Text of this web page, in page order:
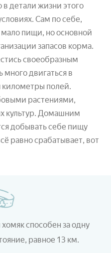
в детали жизни этого
Сам по себе,
мало пищи, но основной
запасов корма.
своеобразным
двигаться в
километры полей.
растениями,
культур. Домашним
добывать себе пищу
равно срабатывает, вот
способен за одну
равное 13 км.